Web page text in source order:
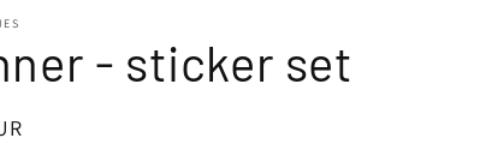
- sticker set